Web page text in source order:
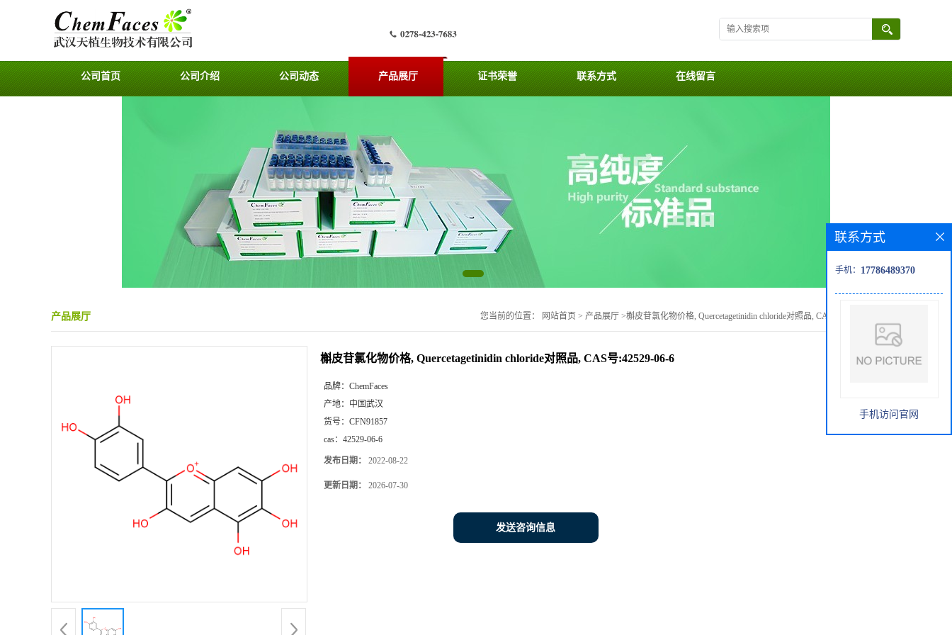
公司首页 公司介绍 公司动态 产品展厅 证书荣誉 联系方式 在线留言
产品展厅 您当前的位置： 网站首页 > 产品展厅 >槲皮苷氯化物价格, Quercetagetinidin chloride对照品, CAS号:42529-06-6
槲皮苷氯化物价格, Quercetagetinidin chloride对照品, CAS号:42529-06-6
品牌： ChemFaces
产地： 中国武汉
货号： CFN91857
cas： 42529-06-6
发布日期： 2022-08-22
更新日期： 2026-07-30
发送咨询信息
联系方式
手机： 17786489370
手机访问官网